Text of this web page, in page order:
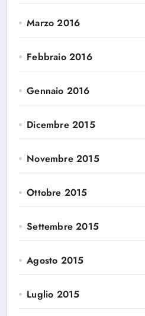
Marzo 2016
Febbraio 2016
Gennaio 2016
Dicembre 2015
Novembre 2015
Ottobre 2015
Settembre 2015
Agosto 2015
Luglio 2015